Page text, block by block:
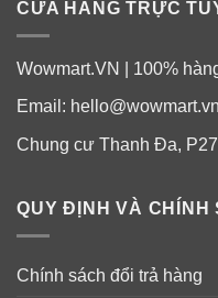
CỬA HÀNG TRỰC
Wowmart.VN | 100%
Email: hello@wowmart.vn
Chung cư Thanh Đa,
QUY ĐỊNH VÀ CHÍNH
Chính sách đổi trả hàng